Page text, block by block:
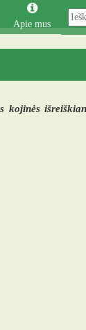
Apie mus
kojinės